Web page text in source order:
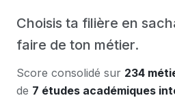
Choisis ta filière en
faire de ton métier.
Score consolidé sur 234
de 7 études académiques